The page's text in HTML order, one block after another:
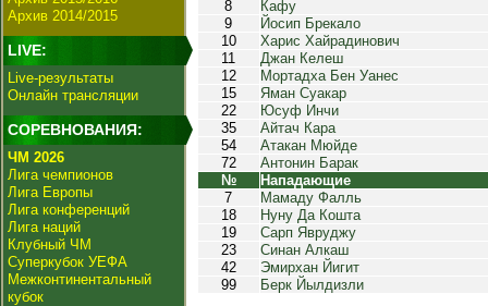
Архив 2014/2015
LIVE:
Live-результаты
Онлайн трансляции
СОРЕВНОВАНИЯ:
ЧМ 2026
Лига чемпионов
Лига Европы
Лига конференций
Лига наций
Клубный ЧМ
Суперкубок УЕФА
Межконтинентальный
кубок
8
Кафу
9
Йосип Брекало
10
Харис Хайрадинович
11
Джан Келеш
12
Мортадха Бен Уанес
15
Яман Суакар
22
Юсуф Инчи
35
Айтач Кара
54
Атакан Мюйде
72
Антонин Барак
№
Нападающие
7
Мамаду Фалль
18
Нуну Да Кошта
19
Сарп Явруджу
23
Синан Алкаш
42
Эмирхан Йигит
99
Берк Йылдизли